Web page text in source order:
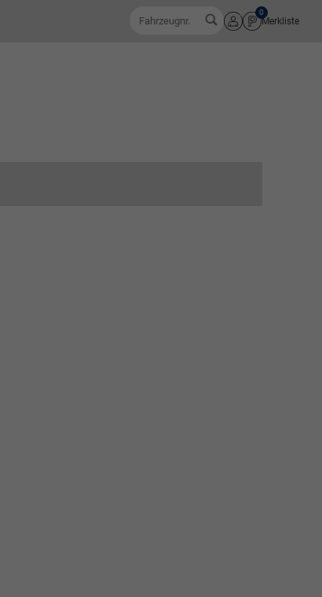
Fahrzeugnr.
Anmelden
Merkliste
0